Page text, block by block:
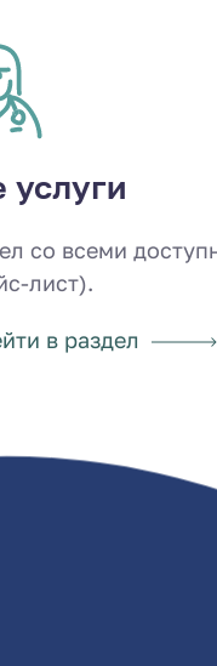
услуги
со всеми
лист).
в раздел